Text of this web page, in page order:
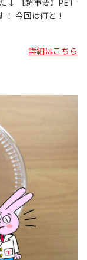
↓ 【超重要】PET
！ 今回は何と！
詳細はこちら